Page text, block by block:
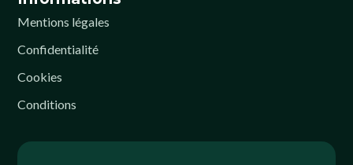
Mentions légales
Confidentialité
Cookies
Conditions